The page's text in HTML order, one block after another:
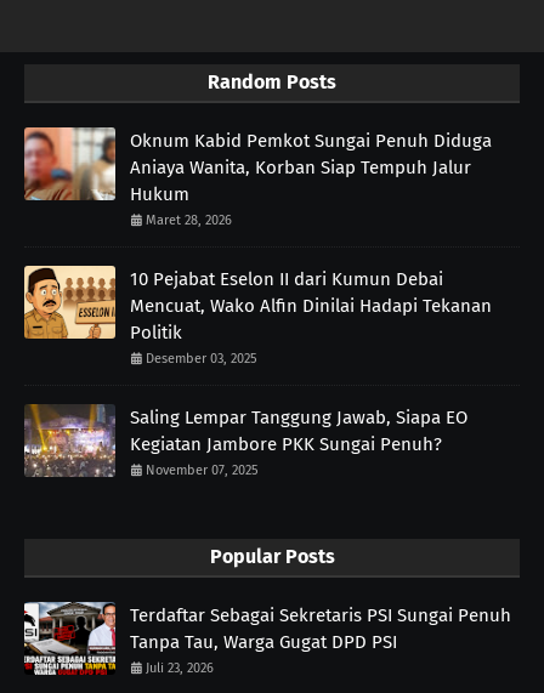
Random Posts
Oknum Kabid Pemkot Sungai Penuh Diduga
Aniaya Wanita, Korban Siap Tempuh Jalur
Hukum
Maret 28, 2026
10 Pejabat Eselon II dari Kumun Debai
Mencuat, Wako Alfin Dinilai Hadapi Tekanan
Politik
Desember 03, 2025
Saling Lempar Tanggung Jawab, Siapa EO
Kegiatan Jambore PKK Sungai Penuh?
November 07, 2025
Popular Posts
Terdaftar Sebagai Sekretaris PSI Sungai Penuh
Tanpa Tau, Warga Gugat DPD PSI
Juli 23, 2026